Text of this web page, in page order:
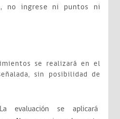
no ingrese ni puntos ni
se realizará en el
sin posibilidad de
evaluación se aplicará